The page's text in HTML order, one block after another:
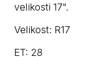
velikosti 17".
Velikost: R17
ET: 28